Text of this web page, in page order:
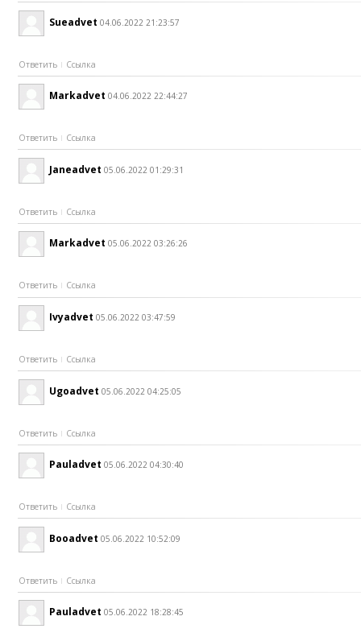
Sueadvet 04.06.2022 21:23:57
Ответить Ссылка
Markadvet 04.06.2022 22:44:27
Ответить Ссылка
Janeadvet 05.06.2022 01:29:31
Ответить Ссылка
Markadvet 05.06.2022 03:26:26
Ответить Ссылка
Ivyadvet 05.06.2022 03:47:59
Ответить Ссылка
Ugoadvet 05.06.2022 04:25:05
Ответить Ссылка
Pauladvet 05.06.2022 04:30:40
Ответить Ссылка
Booadvet 05.06.2022 10:52:09
Ответить Ссылка
Pauladvet 05.06.2022 18:28:45